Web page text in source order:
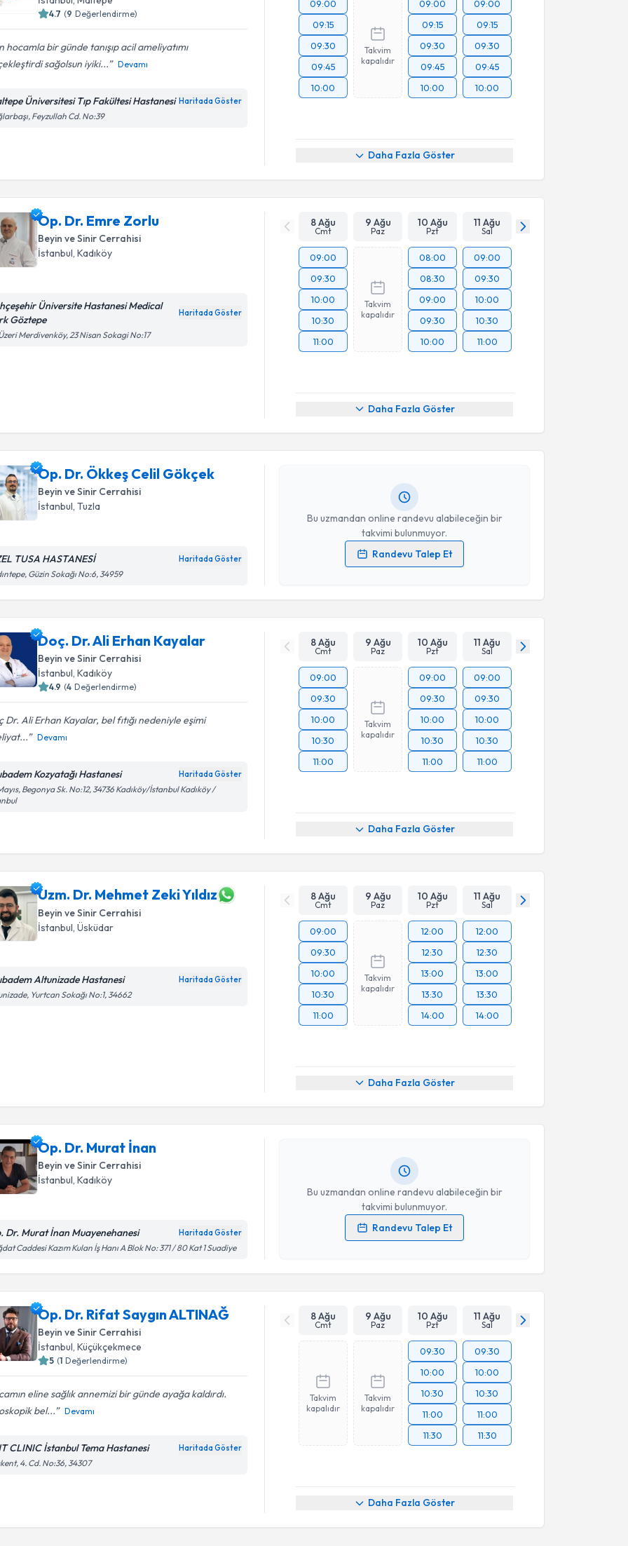
4.7 (9 Değerlendirme)
hocamla bir günde tanışıp acil ameliyatımı
sağolsun iyiki...
Devamı
Üniversitesi Tıp Fakültesi Hastanesi Haritada Göster
Feyzullah Cd. No:39
09:00
09:15
09:30
09:45
10:00
Takvim
kapalıdır
09:00
09:15
09:30
09:45
10:00
09:00
09:15
09:30
09:45
10:00
Daha Fazla Göster
Op. Dr. Emre Zorlu
Beyin ve Sinir Cerrahisi
İstanbul , Kadıköy
Üniversite Hastanesi Medical
Göztepe
Haritada Göster
Merdivenköy, 23 Nisan Sokagi No:17
8 Ağu
Cmt
9 Ağu
Paz
10 Ağu
Pzt
11 Ağu
Sal
09:00
09:30
10:00
10:30
11:00
Takvim
kapalıdır
08:00
08:30
09:00
09:30
10:00
09:00
09:30
10:00
10:30
11:00
Daha Fazla Göster
Op. Dr. Ökkeş Celil Gökçek
Beyin ve Sinir Cerrahisi
İstanbul, Tuzla
TUSA HASTANESİ Haritada Göster
Güzin Sokağı No:6, 34959
Bu uzmandan online randevu alabileceğin bir
takvimi bulunmuyor.
Randevu Talep Et
Randevu Takvimi Talebi
Kişisel verilerimin işlenmesine ilişkinAydınlatma Metni
işlenmesini kabul ediyorum.
Takvim Talebini Gönder
Doç. Dr. Ali Erhan Kayalar
Beyin ve Sinir Cerrahisi
İstanbul, Kadıköy
4.9 (4 Değerlendirme)
Dr. Ali Erhan Kayalar, bel fıtığı nedeniyle eşimi
Devamı
Kozyatağı Hastanesi Haritada Göster
Begonya Sk. No:12, 34736 Kadıköy/İstanbul Kadıköy /
8 Ağu
Cmt
9 Ağu
Paz
10 Ağu
Pzt
11 Ağu
Sal
09:00
09:30
10:00
10:30
11:00
Takvim
kapalıdır
09:00
09:30
10:00
10:30
11:00
09:00
09:30
10:00
10:30
11:00
Daha Fazla Göster
Uzm. Dr. Mehmet Zeki Yıldız
Beyin ve Sinir Cerrahisi
İstanbul , Üsküdar
Altunizade Hastanesi Haritada Göster
Yurtcan Sokağı No:1, 34662
8 Ağu
Cmt
9 Ağu
Paz
10 Ağu
Pzt
11 Ağu
Sal
09:00
09:30
10:00
10:30
11:00
Takvim
kapalıdır
12:00
12:30
13:00
13:30
14:00
12:00
12:30
13:00
13:30
14:00
Daha Fazla Göster
Op. Dr. Murat İnan
Beyin ve Sinir Cerrahisi
İstanbul, Kadıköy
Dr. Murat İnan Muayenehanesi Haritada Göster
Caddesi Kazım Kulan İş Hanı A Blok No: 371 / 80 Kat 1 Suadiye
Bu uzmandan online randevu alabileceğin bir
takvimi bulunmuyor.
Randevu Talep Et
Randevu Takvimi Talebi
Kişisel verilerimin işlenmesine ilişkinAydınlatma Metni
işlenmesini kabul ediyorum.
Takvim Talebini Gönder
Op. Dr. Rifat Saygın ALTINAĞ
Beyin ve Sinir Cerrahisi
İstanbul, Küçükçekmece
5 (1 Değerlendirme)
eline sağlık annemizi bir günde ayağa kaldırdı.
bel...
Devamı
CLINIC İstanbul Tema Hastanesi Haritada Göster
4. Cd. No:36, 34307
8 Ağu
Cmt
9 Ağu
Paz
10 Ağu
Pzt
11 Ağu
Sal
Takvim
kapalıdır
Takvim
kapalıdır
09:30
10:00
10:30
11:00
11:30
09:30
10:00
10:30
11:00
11:30
Daha Fazla Göster